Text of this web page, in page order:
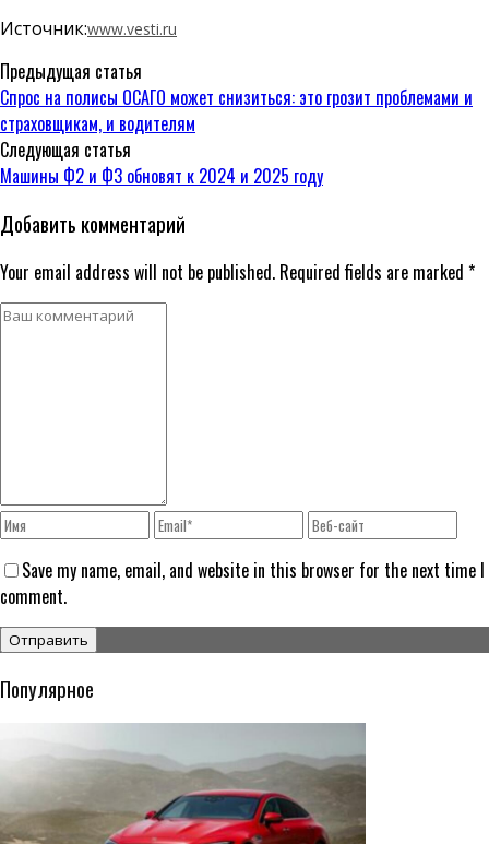
Источник:www.vesti.ru
Предыдущая статья
Спрос на полисы ОСАГО может снизиться: это грозит проблемами и
страховщикам, и водителям
Следующая статья
Машины Ф2 и Ф3 обновят к 2024 и 2025 году
Добавить комментарий
Your email address will not be published. Required fields are marked *
Save my name, email, and website in this browser for the next time I
comment.
Популярное